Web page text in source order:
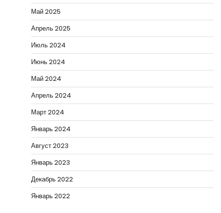
Май 2025
Апрель 2025
Июль 2024
Июнь 2024
Май 2024
Апрель 2024
Март 2024
Январь 2024
Август 2023
Январь 2023
Декабрь 2022
Январь 2022